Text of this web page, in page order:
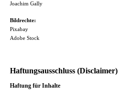
Joachim Gally
Bildrechte:
Pixabay
Adobe Stock
Haftungsausschluss (Disclaimer)
Haftung für Inhalte